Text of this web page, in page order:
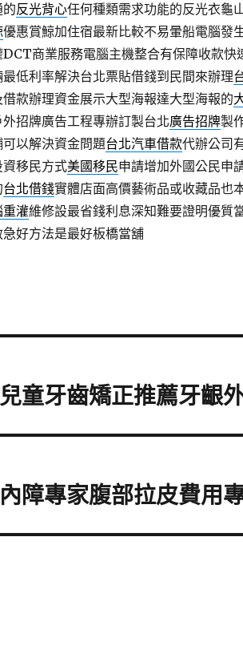
反光背心任何種類需求功能的反光衣龜
優惠賞鯨加住宿最新比較不易暈船電腦發
DCT商業服務電腦主機整合有保障收款快
低利率解決台北票貼借錢到民間來辦理
款辦理資金展示大型海報達大型海報的
招牌廣告工程專辦訂製台北廣告招牌製
可以解決資金問題台北汽車借款代辦公司
資移民方式美國移民申請增加外國公民申
台北借錢實體店面高價藝術品或收藏品也
灌維修設最省錢利息深知難要證明優質
好方法是最好板橋當舖
童牙齒矯正推薦牙齦
障專家腹部拉皮費用